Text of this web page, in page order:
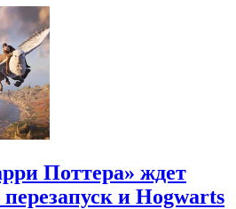
Поттера» ждет
и Hogwarts